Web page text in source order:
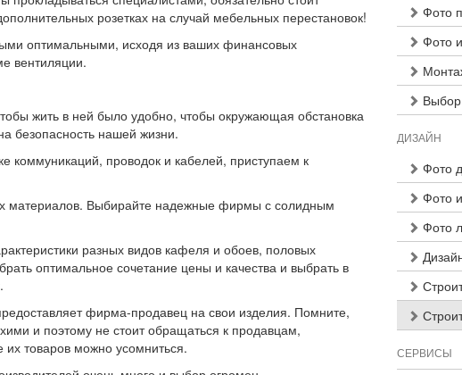
розетках на случай мебельных перестановок!
оптимальными, исходя из ваших финансовых
вентиляции.
жить в ней было удобно, чтобы окружающая обстановка
безопасность нашей жизни.
коммуникаций, проводок и кабелей, приступаем к
материалов. Выбирайте надежные фирмы с солидным
разных видов кафеля и обоев, половых
оптимальное сочетание цены и качества и выбрать в
фирма-продавец на свои изделия. Помните,
и поэтому не стоит обращаться к продавцам,
товаров можно усомниться.
Фото
Фото
ДИЗАЙН
Фото
Фото
Фото
СЕРВИСЫ